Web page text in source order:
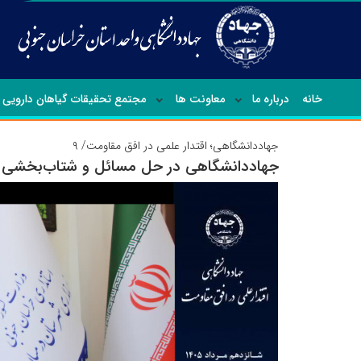
خانه درباره ما معاونت ها مجتمع تحقیقات گیاهان دارویی
جهاددانشگاهی؛ اقتدار علمی در افق مقاومت/ ۹
جهاددانشگاهی در حل مسائل و
جهاددانشگاهی؛ اقتدار علمی در افق مقاومت/ ۸
روایت مدیران خراسان‌ جنوبی از نقش